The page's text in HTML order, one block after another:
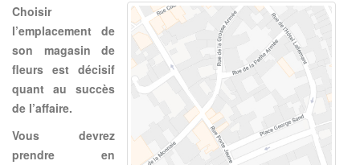
Choisir
l’emplacement de
son magasin de
fleurs est décisif
quant au succès
de l’affaire.
Vous devrez
prendre en